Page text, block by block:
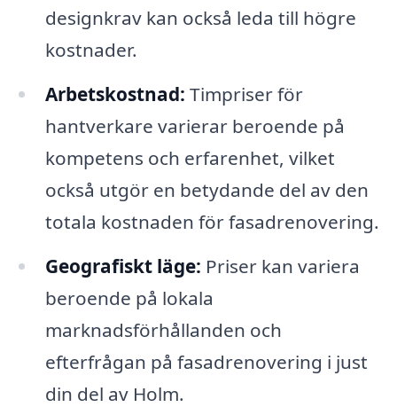
designkrav kan också leda till högre
kostnader.
Arbetskostnad: Timpriser för
hantverkare varierar beroende på
kompetens och erfarenhet, vilket
också utgör en betydande del av den
totala kostnaden för fasadrenovering.
Geografiskt läge: Priser kan variera
beroende på lokala
marknadsförhållanden och
efterfrågan på fasadrenovering i just
din del av Holm.